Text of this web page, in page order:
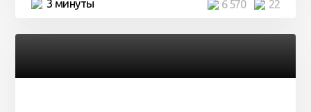
3 минуты 22
6 570